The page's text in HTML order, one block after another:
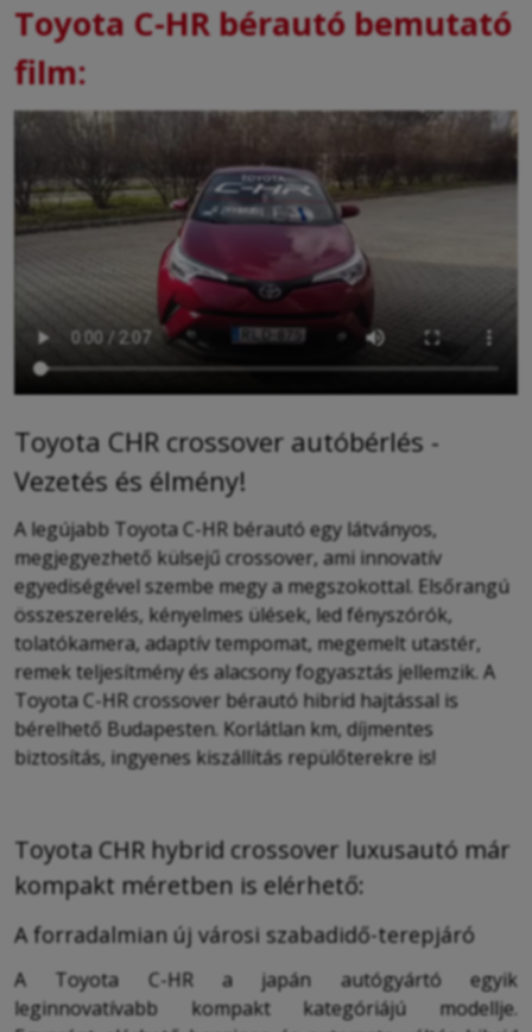
Toyota C-HR bérautó bemutató
film:
Toyota CHR crossover autóbérlés -
Vezetés és élmény!
A legújabb Toyota C-HR bérautó egy látványos,
megjegyezhető külsejű crossover, ami innovatív
egyediségével szembe megy a megszokottal. Elsőrangú
összeszerelés, kényelmes ülések, led fényszórók,
tolatókamera, adaptív tempomat, megemelt utastér,
remek teljesítmény és alacsony fogyasztás jellemzik. A
Toyota C-HR crossover bérautó hibrid hajtással is
bérelhető Budapesten. Korlátlan km, díjmentes
biztosítás, ingyenes kiszállítás repülőterekre is!
Toyota CHR hybrid crossover luxusautó már
kompakt méretben is elérhető:
A forradalmian új városi szabadidő-terepjáró
A Toyota C-HR a japán autógyártó egyik
leginnovatívabb kompakt kategóriájú modellje.